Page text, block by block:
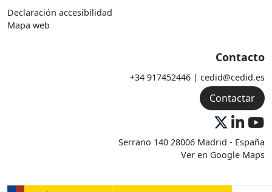
Declaración accesibilidad
Mapa web
Contacto
+34 917452446 | cedid@cedid.es
Contactar
Serrano 140 28006 Madrid - España
Ver en Google Maps